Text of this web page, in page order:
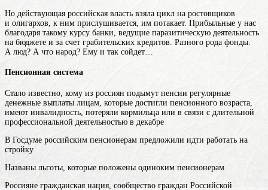
Но действующая российская власть взяла цикл на ростовщиков
и олигархов, к ним прислушивается, им потакает. Прибыльные у нас
благодаря такому курсу банки, ведущие паразитическую деятельность
на бюджете и за счет грабительских кредитов. Разного рода фонды.
А люд? А что народ? Ему и так сойдет…
Пенсионная система
Стало известно, кому из россиян подымут пенсии регулярные
денежные выплаты лицам, которые достигли пенсионного возраста,
имеют инвалидность, потеряли кормильца или в связи с длительной
профессиональной деятельностью в декабре
В Госдуме российским пенсионерам предложили идти работать на
стройку
Названы льготы, которые положены одиноким пенсионерам
Россияне гражданская нация, сообщество граждан Российской